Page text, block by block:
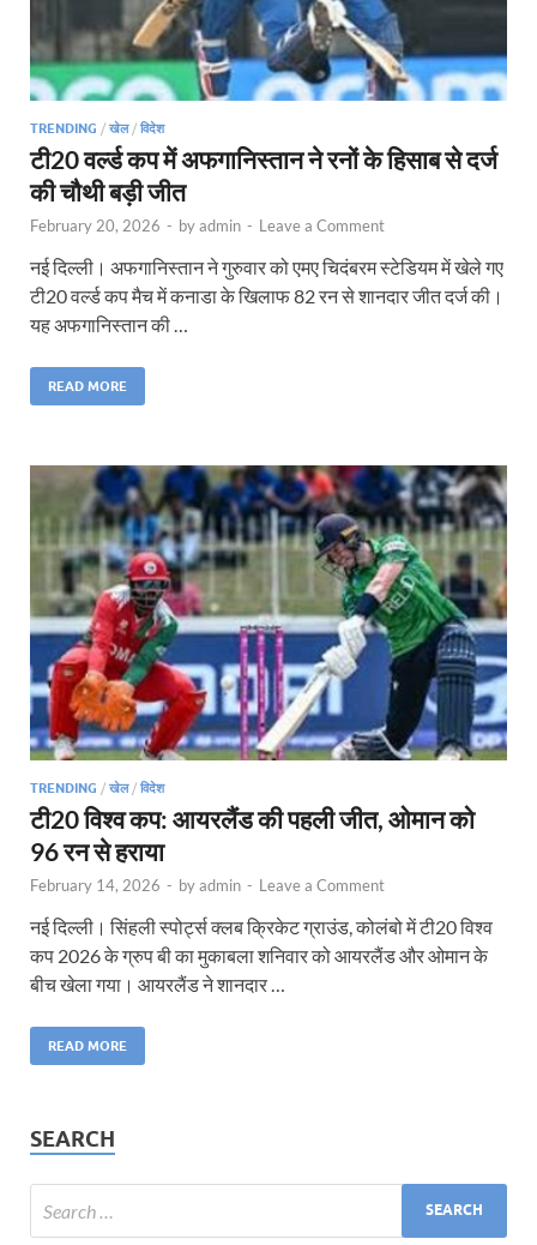
TRENDING / खेल/ विदेश
टी20 वर्ल्ड कप में अफगानिस्तान ने रनों के हिसाब से दर्ज
की चौथी बड़ी जीत
February 20, 2026 - byadmin - Leave a Comment
नई दिल्ली। अफगानिस्तान ने गुरुवार को एमए चिदंबरम स्टेडियम में खेले गए
टी20 वर्ल्ड कप मैच में कनाडा के खिलाफ 82 रन से शानदार जीत दर्ज की।
यह अफगानिस्तान की …
READ MORE
TRENDING / खेल/ विदेश
टी20 विश्व कप: आयरलैंड की पहली जीत, ओमान को
96 रन से हराया
February 14, 2026 - byadmin - Leave a Comment
नई दिल्ली। सिंहली स्पोर्ट्स क्लब क्रिकेट ग्राउंड, कोलंबो में टी20 विश्व
कप 2026 के ग्रुप बी का मुकाबला शनिवार को आयरलैंड और ओमान के
बीच खेला गया। आयरलैंड ने शानदार …
READ MORE
SEARCH